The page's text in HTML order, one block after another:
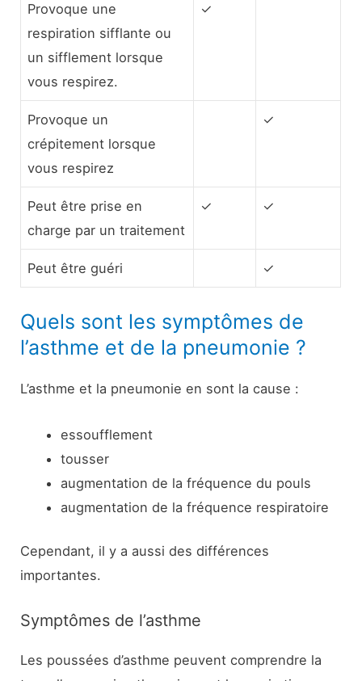
Provoque une
respiration sifflante ou
un sifflement lorsque
vous respirez.
✓
Provoque un
crépitement lorsque
vous respirez
✓
Peut être prise en
charge par un traitement
✓ ✓
Peut être guéri ✓
Quels sont les symptômes de
l’asthme et de la pneumonie ?
L’asthme et la pneumonie en sont la cause :
essoufflement
tousser
augmentation de la fréquence du pouls
augmentation de la fréquence respiratoire
Cependant, il y a aussi des différences
importantes.
Symptômes de l’asthme
Les poussées d’asthme peuvent comprendre la